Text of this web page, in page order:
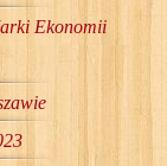
Ekonomii